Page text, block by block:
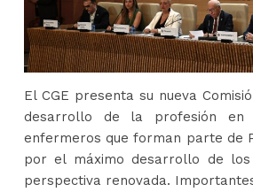
El CGE presenta su nueva
desarrollo de la profesión en
enfermeros que forman parte de
por el máximo desarrollo de
perspectiva renovada.